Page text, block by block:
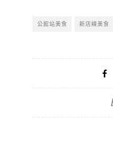
公館站美食 新店線美食